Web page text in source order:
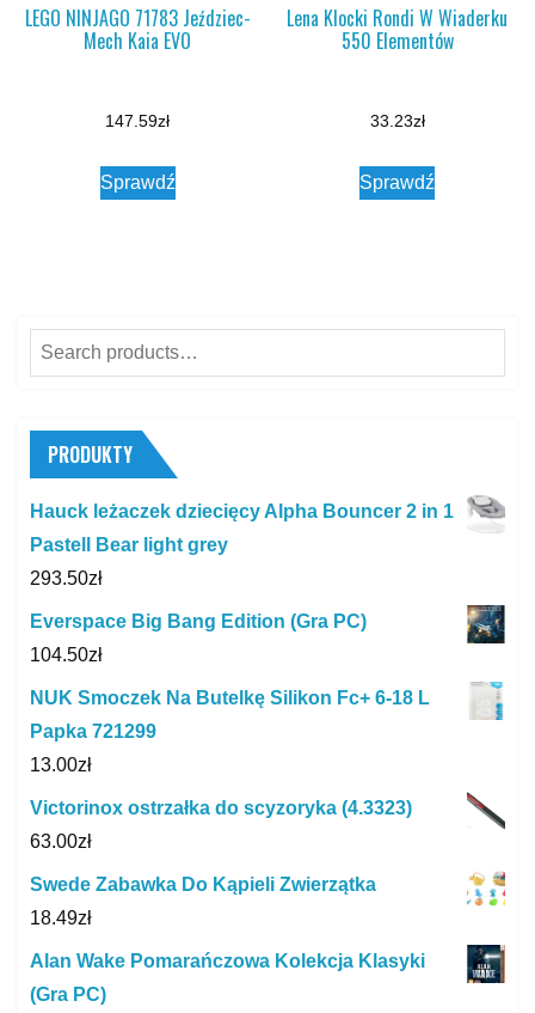
LEGO NINJAGO 71783 Jeździec-
Mech Kaia EVO
147.59zł
Sprawdź
Lena Klocki Rondi W Wiaderku
550 Elementów
33.23zł
Sprawdź
Search
for:
PRODUKTY
Hauck leżaczek dziecięcy Alpha Bouncer 2 in 1
Pastell Bear light grey
293.50zł
Everspace Big Bang Edition (Gra PC)
104.50zł
NUK Smoczek Na Butelkę Silikon Fc+ 6-18 L
Papka 721299
13.00zł
Victorinox ostrzałka do scyzoryka (4.3323)
63.00zł
Swede Zabawka Do Kąpieli Zwierzątka
18.49zł
Alan Wake Pomarańczowa Kolekcja Klasyki
(Gra PC)